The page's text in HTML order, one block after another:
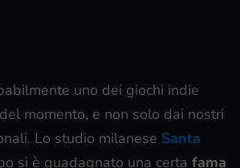
uno dei giochi indie
momento, e non solo dai nostri
Lo studio milanese Santa
si è guadagnato una certa fama